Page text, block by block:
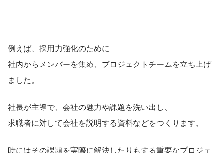
例えば、採用力強化のために
社内からメンバーを集め、プロジェクトチームを立ち上げ
ました。
社長が主導で、会社の魅力や課題を洗い出し、
求職者に対して会社を説明する資料などをつくります。
時にはその課題を実際に解決したりもする重要なプロジェ